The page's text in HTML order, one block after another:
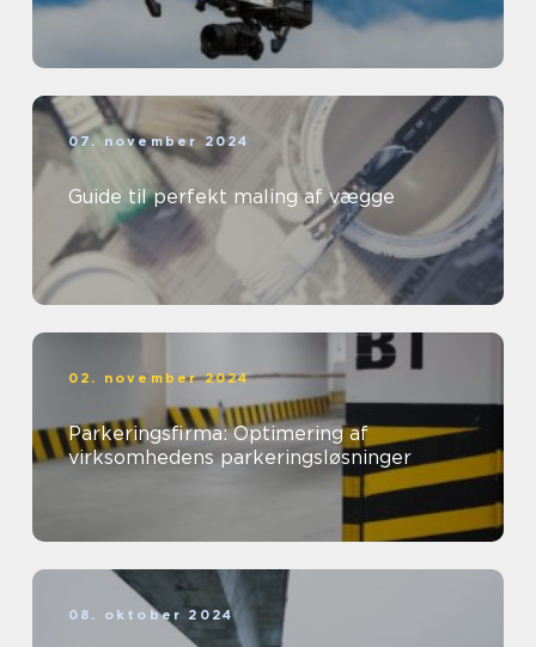
07. november 2024
Guide til perfekt maling af vægge
02. november 2024
Parkeringsfirma: Optimering af
virksomhedens parkeringsløsninger
08. oktober 2024